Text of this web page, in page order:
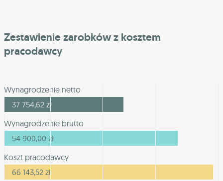
Zestawienie zarobków z kosztem
pracodawcy
Wynagrodzenie netto
37 754,62 zł
Wynagrodzenie brutto
54 900,00 zł
Koszt pracodawcy
66 143,52 zł